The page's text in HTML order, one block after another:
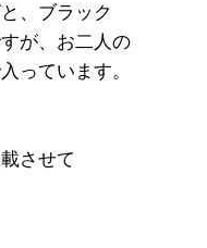
、ブラック
が、お二人の
っています。
させて